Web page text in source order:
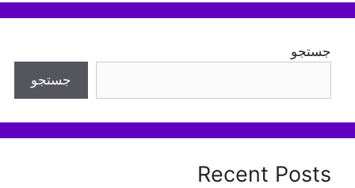
جستجو
جستجو
Recent Posts